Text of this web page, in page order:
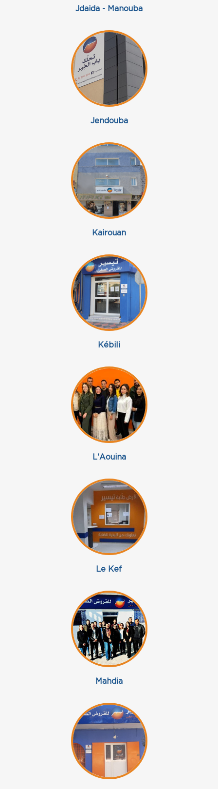
Jdaida - Manouba
Jendouba
Kairouan
Kébili
L'Aouina
Le Kef
Mahdia